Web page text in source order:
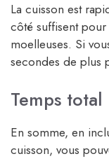
La cuisson est
côté suffisent
moelleuses. Si
secondes de plus
Temps total
En somme, en
cuisson, vous